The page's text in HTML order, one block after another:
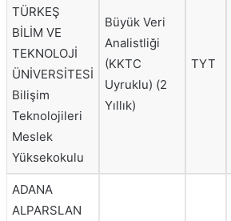
TÜRKEŞ
BİLİM VE
TEKNOLOJİ
ÜNİVERSİTESİ
Bilişim
Teknolojileri
Meslek
Yüksekokulu
Büyük Veri
Analistliği
(KKTC
Uyruklu) (2
Yıllık)
TYT
ADANA
ALPARSLAN